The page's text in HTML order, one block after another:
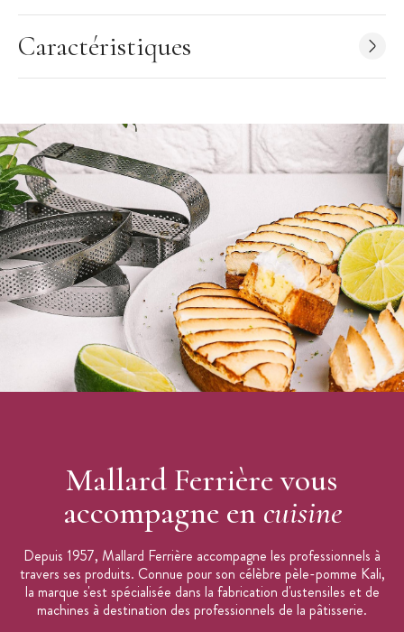
inscrits sur l'emballage.
Placez la feuille de transfert sur une plaque anti-adhésive
avec un couteau à lame fine.
Placez au réfrigérateur une vingtaine de minutes.
Retournez la plaque et décollez doucement le film
protecteur des feuilles de transfert.
Les + produit:
Facile d'utilisation
Pour les décors en chocolat
Design original
Caractéristiques des Feuilles de Transfert:
Feuilles de transfert
Motif :tornades
Conservation : au sec entre 15 et 20°C
Marque :
Caractéristiques
Mallard Ferrière vous
accompagne en cuisine
Depuis 1957, Mallard Ferrière accompagne les professionnels à
travers ses produits. Connue pour son célèbre pèle-pomme Kali,
la marque s'est spécialisée dans la fabrication d'ustensiles et de
machines à destination des professionnels de la pâtisserie.